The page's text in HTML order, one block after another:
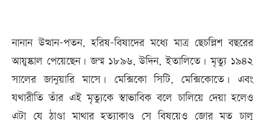
নানান উত্থান-পতন, হরিষ-বিষাদের মধ্যে মাত্র ছেচল্লিশ বছরের
আয়ুষ্কাল পেয়েছেন। জন্ম ১৮৯৬, উদিন, ইতালিতে। মৃত্যু ১৯৪২
সালের জানুয়ারি মাসে। মেক্সিকো সিটি, মেক্সিকোতে। এবং
যথারীতি তাঁর এই মৃত্যুকে স্বাভাবিক বলে চালিয়ে দেয়া হলেও
এটা যে ঠাণ্ডা মাথার হত্যাকাণ্ড সে বিষয়েও জোর মত চালু